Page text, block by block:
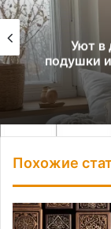
Уют в
подушки
Похожие